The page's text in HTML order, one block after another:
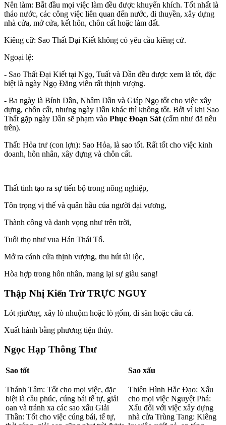
Nên làm: Bắt đầu mọi việc làm đều được khuyến khích. Tốt nhất là
tháo nước, các công việc liên quan đến nước, đi thuyền, xây dựng
nhà cửa, mở cửa, kết hôn, chôn cất hoặc làm đất.
Kiêng cữ: Sao Thất Đại Kiết không có yêu cầu kiêng cử.
Ngoại lệ:
- Sao Thất Đại Kiết tại Ngọ, Tuất và Dần đều được xem là tốt, đặc
biệt là ngày Ngọ Đăng viên rất thịnh vượng.
- Ba ngày là Bính Dần, Nhâm Dần và Giáp Ngọ tốt cho việc xây
dựng, chôn cất, nhưng ngày Dần khác thì không tốt. Bởi vì khi Sao
Thất gặp ngày Dần sẽ phạm vào Phục Đoạn Sát (cấm như đã nêu
trên).
Thất: Hỏa trư (con lợn): Sao Hỏa, là sao tốt. Rất tốt cho việc kinh
doanh, hôn nhân, xây dựng và chôn cất.
Thất tinh tạo ra sự tiến bộ trong nông nghiệp,
Tôn trọng vị thế và quân hầu của người đại vương,
Thành công và danh vọng như trên trời,
Tuổi thọ như vua Hán Thái Tổ.
Mở ra cánh cửa thịnh vượng, thu hút tài lộc,
Hòa hợp trong hôn nhân, mang lại sự giàu sang!
Thập Nhị Kiến Trừ TRỰC NGUY
Lót giường, xây lò nhuộm hoặc lò gốm, đi săn hoặc câu cá.
Xuất hành bằng phương tiện thủy.
Ngọc Hạp Thông Thư
Sao tốt Sao xấu
Thánh Tâm: Tốt cho mọi việc, đặc
biệt là cầu phúc, cúng bái tế tự, giải
oan và tránh xa các sao xấu Giải
Thần: Tốt cho việc cúng bái, tế tự,
Thiên Hình Hắc Đạo: Xấu
cho mọi việc Nguyệt Phá:
Xấu đối với việc xây dựng
nhà cửa Trùng Tang: Kiêng